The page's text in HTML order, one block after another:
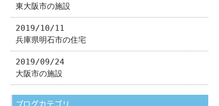
東大阪市の施設
2019/10/11
兵庫県明石市の住宅
2019/09/24
大阪市の施設
ブログカテゴリ